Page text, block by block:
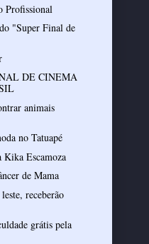
Profissional
"Super Final de
DE CINEMA
animais
no Tatuapé
Kika Escamoza
de Mama
receberão
grátis pela